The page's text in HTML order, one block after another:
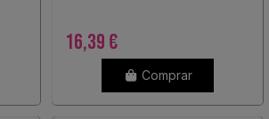
16,39 €
Comprar